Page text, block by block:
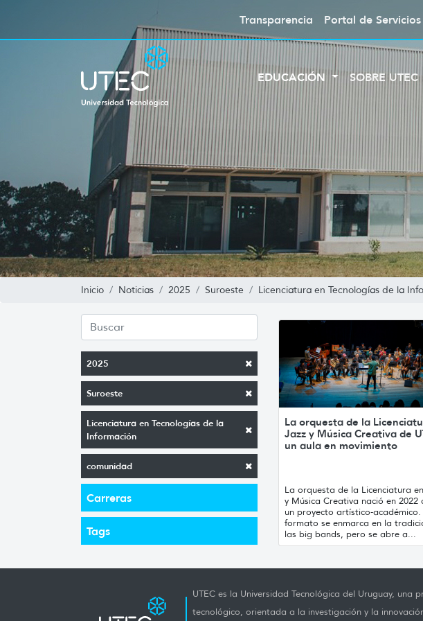
Transparencia Portal de Servicios
EDUCACIÓN SOBRE UTEC
Inicio Noticias 2025 Suroeste Licenciatura en Tecnologías de la
2025
Suroeste
Licenciatura en Tecnologías de la
Información
comunidad
Carreras
Tags
La orquesta de la
Jazz y Música Creativa de
un aula en movimiento
La orquesta de la Licenciatura
y Música Creativa nació en 2022
un proyecto artístico-académico.
formato se enmarca en la
las big bands, pero se abre a...
UTEC es la Universidad Tecnológica del Uruguay,
tecnológico, orientada a la investigación y la